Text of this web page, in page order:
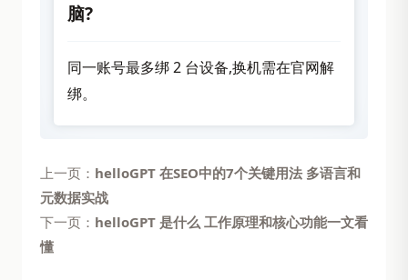
脑?
同一账号最多绑 2 台设备,换机需在官网解
绑。
上一页： helloGPT 在SEO中的7个关键用法 多语言和
元数据实战
下一页： helloGPT 是什么 工作原理和核心功能一文看
懂